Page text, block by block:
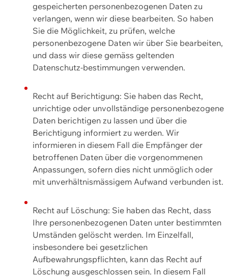
gespeicherten personenbezogenen Daten zu
verlangen, wenn wir diese bearbeiten. So haben
Sie die Möglichkeit, zu prüfen, welche
personenbezogene Daten wir über Sie bearbeiten,
und dass wir diese gemäss geltenden
Datenschutz-bestimmungen verwenden.
Recht auf Berichtigung: Sie haben das Recht,
unrichtige oder unvollständige personenbezogene
Daten berichtigen zu lassen und über die
Berichtigung informiert zu werden. Wir
informieren in diesem Fall die Empfänger der
betroffenen Daten über die vorgenommenen
Anpassungen, sofern dies nicht unmöglich oder
mit unverhältnismässigem Aufwand verbunden ist.
Recht auf Löschung: Sie haben das Recht, dass
Ihre personenbezogenen Daten unter bestimmten
Umständen gelöscht werden. Im Einzelfall,
insbesondere bei gesetzlichen
Aufbewahrungspflichten, kann das Recht auf
Löschung ausgeschlossen sein. In diesem Fall